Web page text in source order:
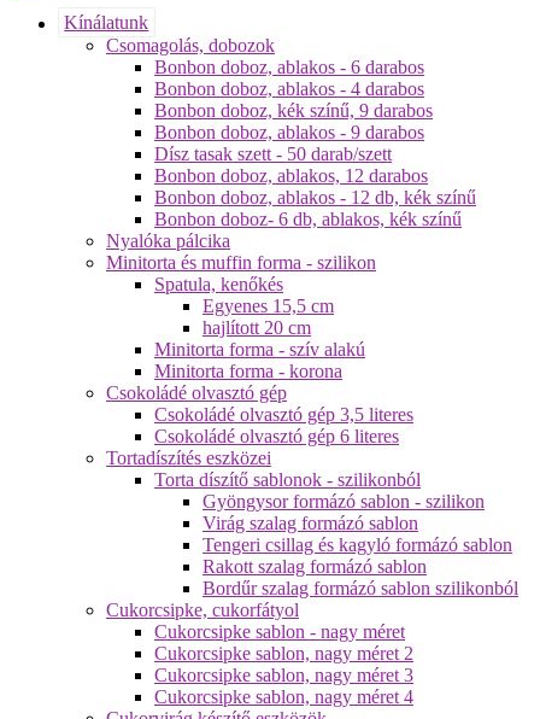
Kínálatunk
Csomagolás, dobozok
Bonbon doboz, ablakos - 6 darabos
Bonbon doboz, ablakos - 4 darabos
Bonbon doboz, kék színű, 9 darabos
Bonbon doboz, ablakos - 9 darabos
Dísz tasak szett - 50 darab/szett
Bonbon doboz, ablakos, 12 darabos
Bonbon doboz, ablakos - 12 db, kék színű
Bonbon doboz- 6 db, ablakos, kék színű
Nyalóka pálcika
Minitorta és muffin forma - szilikon
Spatula, kenőkés
Egyenes 15,5 cm
hajlított 20 cm
Minitorta forma - szív alakú
Minitorta forma - korona
Csokoládé olvasztó gép
Csokoládé olvasztó gép 3,5 literes
Csokoládé olvasztó gép 6 literes
Tortadíszítés eszközei
Torta díszítő sablonok - szilikonból
Gyöngysor formázó sablon - szilikon
Virág szalag formázó sablon
Tengeri csillag és kagyló formázó sablon
Rakott szalag formázó sablon
Bordűr szalag formázó sablon szilikonból
Cukorcsipke, cukorfátyol
Cukorcsipke sablon - nagy méret
Cukorcsipke sablon, nagy méret 2
Cukorcsipke sablon, nagy méret 3
Cukorcsipke sablon, nagy méret 4